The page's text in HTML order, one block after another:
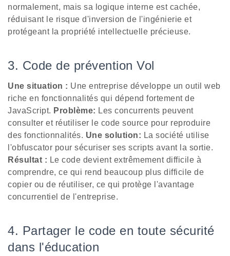
normalement, mais sa logique interne est cachée,
réduisant le risque d'inversion de l'ingénierie et
protégeant la propriété intellectuelle précieuse.
3. Code de prévention Vol
Une situation : Une entreprise développe un outil web
riche en fonctionnalités qui dépend fortement de
JavaScript. Problème: Les concurrents peuvent
consulter et réutiliser le code source pour reproduire
des fonctionnalités. Une solution: La société utilise
l'obfuscator pour sécuriser ses scripts avant la sortie.
Résultat : Le code devient extrêmement difficile à
comprendre, ce qui rend beaucoup plus difficile de
copier ou de réutiliser, ce qui protège l'avantage
concurrentiel de l'entreprise.
4. Partager le code en toute sécurité
dans l'éducation